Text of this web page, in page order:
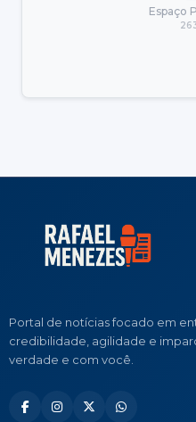
Espaço
Portal de notícias focado em
credibilidade, agilidade e
verdade e com você.